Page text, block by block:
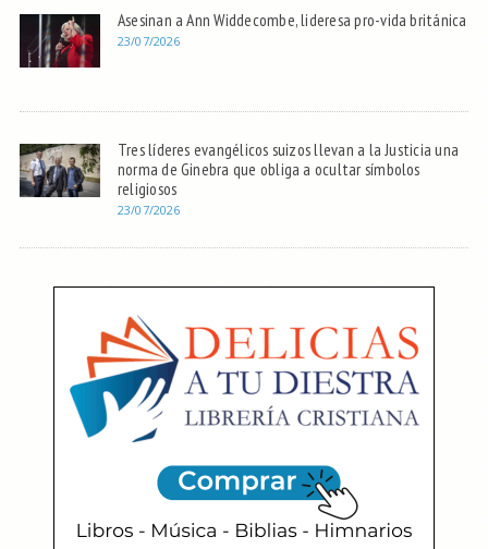
Asesinan a Ann Widdecombe, lideresa pro-vida británica
23/07/2026
Tres líderes evangélicos suizos llevan a la Justicia una
norma de Ginebra que obliga a ocultar símbolos
religiosos
23/07/2026